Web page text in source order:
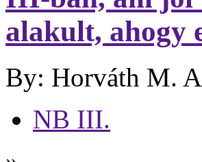
alakult, ahogy
By: Horváth M.
NB III.